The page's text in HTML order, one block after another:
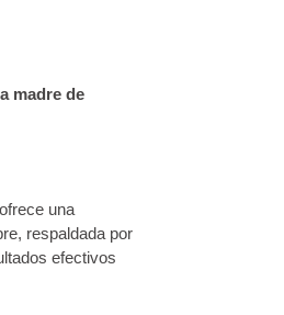
madre de
una
respaldada por
efectivos